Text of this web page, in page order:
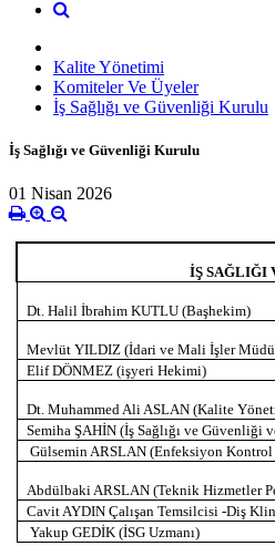
Kalite Yönetimi
Komiteler Ve Üyeler
İş Sağlığı ve Güvenliği Kurulu
İş Sağlığı ve Güvenliği Kurulu
01 Nisan 2026
İŞ SAĞLIĞI
Dt. Halil İbrahim KUTLU (Başhekim)
Mevlüt YILDIZ (İdari ve Mali İşler
Elif DÖNMEZ (işyeri Hekimi)
Dt. Muhammed Ali ASLAN (Kalite
Semiha ŞAHİN (İş Sağlığı ve Güvenliği
Gülsemin ARSLAN (Enfeksiyon Kontrol
Abdülbaki ARSLAN (Teknik Hizmetler
Cavit AYDIN Çalışan Temsilcisi -Diş
Yakup GEDİK (İSG Uzmanı)